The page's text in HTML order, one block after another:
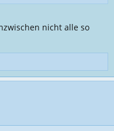
nicht alle so